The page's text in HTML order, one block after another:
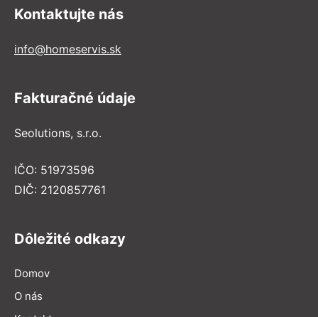
Kontaktujte nás
info@homeservis.sk
Fakturačné údaje
Seolutions, s.r.o.
IČO: 51973596
DIČ: 2120857761
Dôležité odkazy
Domov
O nás